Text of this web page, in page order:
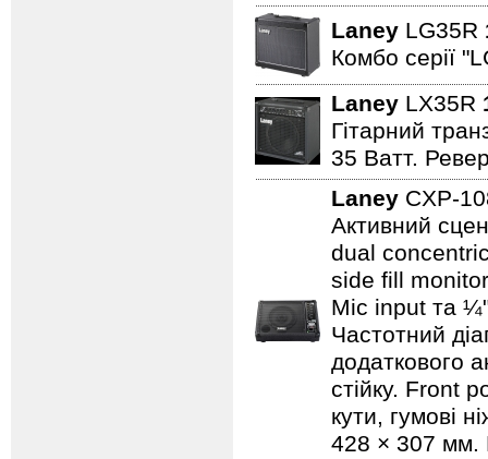
Laney LG35R
Комбо серії
Laney LX35R
Гітарний
35 Ватт.
Laney CXP-
Активний
dual
side fill
Mic input та
Частотний
додаткового
стійку. Front
кути, гумові
428 × 307 мм.